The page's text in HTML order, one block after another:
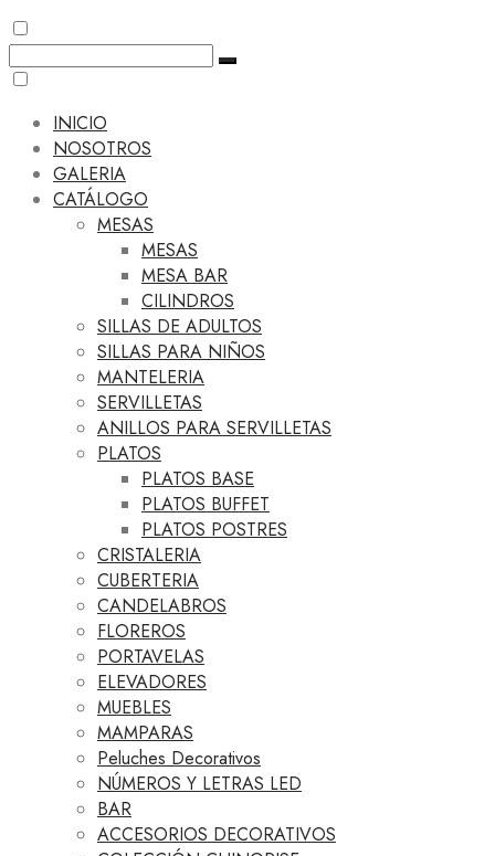
INICIO
NOSOTROS
GALERIA
CATÁLOGO
MESAS
MESAS
MESA BAR
CILINDROS
SILLAS DE ADULTOS
SILLAS PARA NIÑOS
MANTELERIA
SERVILLETAS
ANILLOS PARA SERVILLETAS
PLATOS
PLATOS BASE
PLATOS BUFFET
PLATOS POSTRES
CRISTALERIA
CUBERTERIA
CANDELABROS
FLOREROS
PORTAVELAS
ELEVADORES
MUEBLES
MAMPARAS
Peluches Decorativos
NÚMEROS Y LETRAS LED
BAR
ACCESORIOS DECORATIVOS